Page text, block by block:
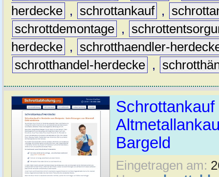
herdecke , schrottankauf ,
schrottdemontage ,
herdecke ,
schrotthaendler-
schrotthandel-herdecke ,
Schrottankauf
Bargeld
Eingetragen am: